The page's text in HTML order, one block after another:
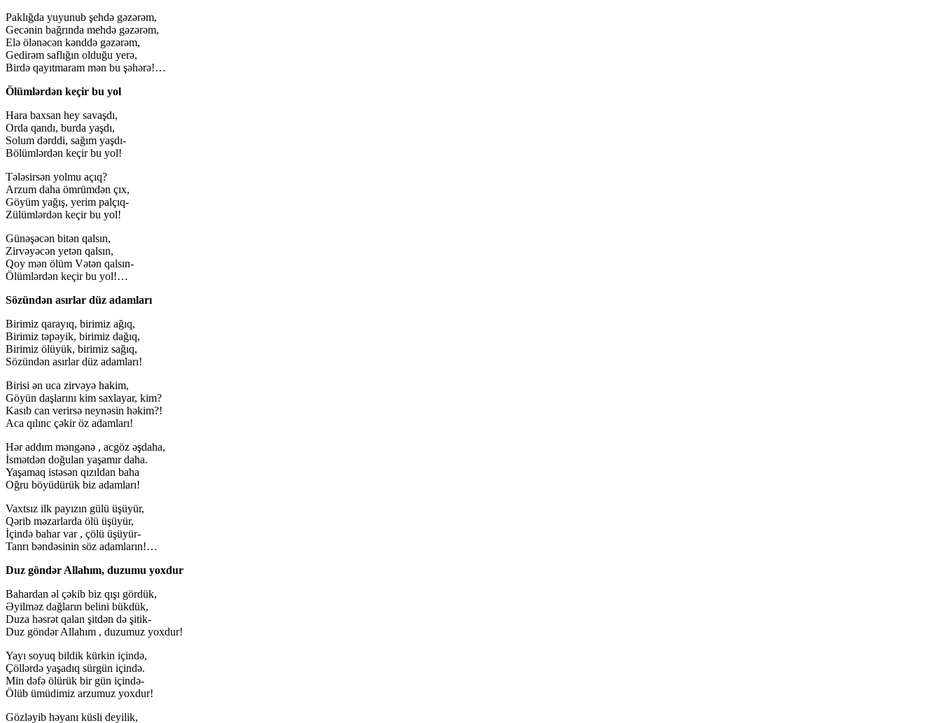
Paklığda yuyunub şehdə gəzərəm,
Gecənin bağrında mehdə gəzərəm,
Elə ölənəcən kənddə gəzərəm,
Gedirəm saflığın olduğu yerə,
Birdə qayıtmaram mən bu şəhərə!…
Ölümlərdən keçir bu yol
Hara baxsan hey savaşdı,
Orda qandı, burda yaşdı,
Solum dərddi, sağım yaşdı-
Bölümlərdən keçir bu yol!
Tələsirsən yolmu açıq?
Arzum daha ömrümdən çıx,
Göyüm yağış, yerim palçıq-
Zülümlərdən keçir bu yol!
Günəşəcən bitən qalsın,
Zirvəyəcən yetən qalsın,
Qoy mən ölüm Vətən qalsın-
Ölümlərdən keçir bu yol!…
Sözündən asırlar düz adamları
Birimiz qarayıq, birimiz ağıq,
Birimiz təpəyik, birimiz dağıq,
Birimiz ölüyük, birimiz sağıq,
Sözündən asırlar düz adamları!
Birisi ən uca zirvəyə hakim,
Göyün daşlarını kim saxlayar, kim?
Kasıb can verirsə neynəsin həkim?!
Aca qılınc çəkir öz adamları!
Hər addım məngənə , acgöz əşdaha,
İsmətdən doğulan yaşamır daha.
Yaşamaq istəsən qızıldan baha
Oğru böyüdürük biz adamları!
Vaxtsız ilk payızın gülü üşüyür,
Qərib məzarlarda ölü üşüyür,
İçində bahar var , çölü üşüyür-
Tanrı bəndəsinin söz adamların!…
Duz göndər Allahım, duzumu yoxdur
Bahardan əl çəkib biz qışı gördük,
Əyilməz dağların belini bükdük,
Duza həsrət qalan şitdən də şitik-
Duz göndər Allahım , duzumuz yoxdur!
Yayı soyuq bildik kürkin içində,
Çöllərdə yaşadıq sürgün içində.
Min dəfə ölürük bir gün içində-
Ölüb ümüdimiz arzumuz yoxdur!
Gözləyib həyanı küsli deyilik,